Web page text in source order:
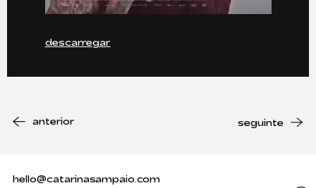
descarregar
anterior seguinte
hello@catarinasampaio.com